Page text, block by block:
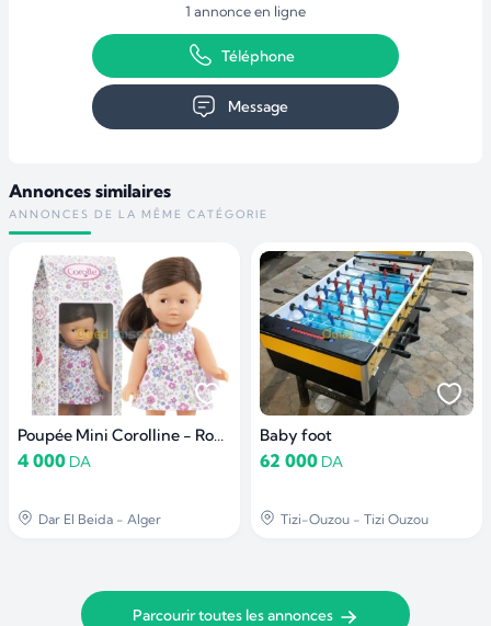
1 annonce en ligne
Téléphone
Message
Annonces similaires
ANNONCES DE LA MÊME CATÉGORIE
Poupée Mini Corolline - Romy Corolle
4 000 DA
Dar El Beida - Alger
Baby foot
62 000 DA
Tizi-Ouzou - Tizi Ouzou
Parcourir toutes les annonces